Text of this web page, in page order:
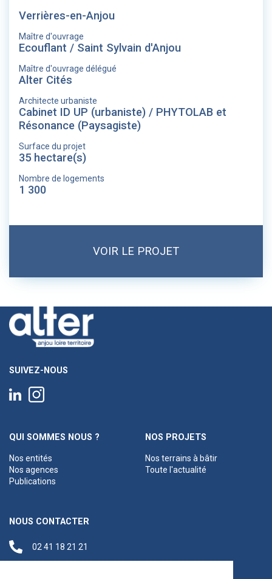
Verrières-en-Anjou
Maître d'ouvrage
Ecouflant / Saint Sylvain d'Anjou
Maître d'ouvrage délégué
Alter Cités
Architecte urbaniste
Cabinet ID UP (urbaniste) / PHYTOLAB et
Résonance (Paysagiste)
Surface du projet
35 hectare(s)
Nombre de logements
1 300
VOIR LE PROJET
SUIVEZ-NOUS
QUI SOMMES NOUS ?
Nos entités
Nos agences
Publications
NOS PROJETS
Nos terrains à bâtir
Toute l'actualité
NOUS CONTACTER
02 41 18 21 21